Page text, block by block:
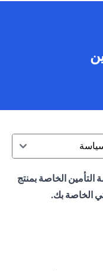
التأمين الخاصة بمنتج
الخاصة بك.